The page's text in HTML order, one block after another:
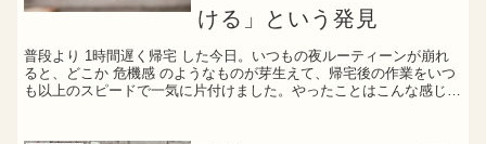
ける」という発見
普段より 1時間遅く帰宅 した今日。いつもの夜ルーティーンが崩れ
ると、どこか 危機感 のようなものが芽生えて、帰宅後の作業をいつ
も以上のスピードで一気に片付けました。やったことはこんな感じ👇